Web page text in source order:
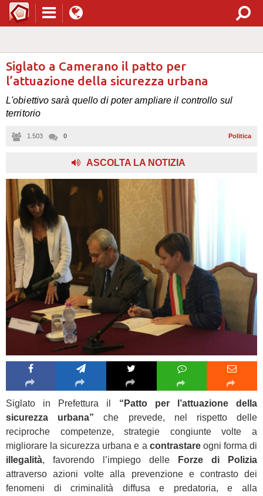
Siglato a Camerano il patto per
l’attuazione della sicurezza urbana
L'obiettivo sarà quello di poter ampliare il controllo sul
territorio
1.503 0 Politica
ASCOLTA LA NOTIZIA
Siglato in Prefettura il “Patto per l’attuazione della
sicurezza urbana” che prevede, nel rispetto delle
reciproche competenze, strategie congiunte volte a
migliorare la sicurezza urbana e a contrastareogni forma di
illegalità, favorendo l’impiego delle
Forze di Polizia
attraverso azioni volte alla prevenzione e contrasto dei
fenomeni di criminalità diffusa e predatoria, e alla